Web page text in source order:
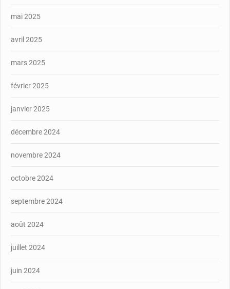
mai 2025
avril 2025
mars 2025
février 2025
janvier 2025
décembre 2024
novembre 2024
octobre 2024
septembre 2024
août 2024
juillet 2024
juin 2024